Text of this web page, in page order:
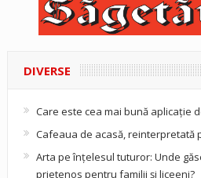
DIVERSE
Care este cea mai bună aplicație
Cafeaua de acasă, reinterpretată
Arta pe înțelesul tuturor: Unde
prietenos pentru familii și liceeni?